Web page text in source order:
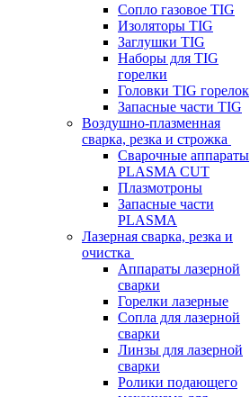
Сопло газовое TIG
Изоляторы TIG
Заглушки TIG
Наборы для TIG
горелки
Головки TIG горелок
Запасные части TIG
Воздушно-плазменная
сварка, резка и строжка
Сварочные аппараты
PLASMA CUT
Плазмотроны
Запасные части
PLASMA
Лазерная сварка, резка и
очистка
Аппараты лазерной
сварки
Горелки лазерные
Сопла для лазерной
сварки
Линзы для лазерной
сварки
Ролики подающего